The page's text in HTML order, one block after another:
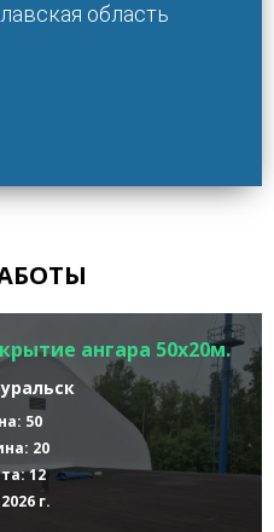
область
ангара 50х20м.
50
20
12
г.